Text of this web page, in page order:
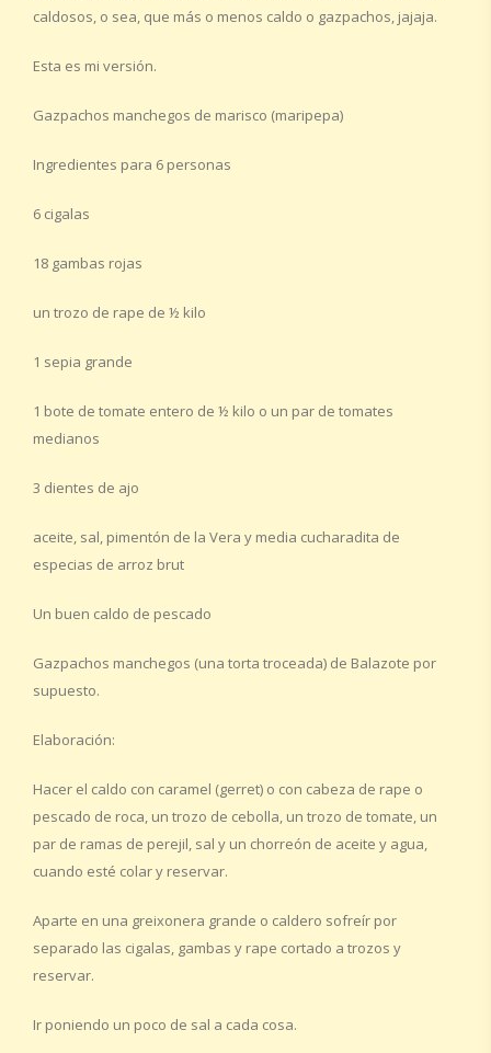
caldosos, o sea, que más o menos caldo o gazpachos, jajaja.
Esta es mi versión.
Gazpachos manchegos de marisco (maripepa)
Ingredientes para 6 personas
6 cigalas
18 gambas rojas
un trozo de rape de ½ kilo
1 sepia grande
1 bote de tomate entero de ½ kilo o un par de tomates
medianos
3 dientes de ajo
aceite, sal, pimentón de la Vera y media cucharadita de
especias de arroz brut
Un buen caldo de pescado
Gazpachos manchegos (una torta troceada) de Balazote por
supuesto.
Elaboración:
Hacer el caldo con caramel (gerret) o con cabeza de rape o
pescado de roca, un trozo de cebolla, un trozo de tomate, un
par de ramas de perejil, sal y un chorreón de aceite y agua,
cuando esté colar y reservar.
Aparte en una greixonera grande o caldero sofreír por
separado las cigalas, gambas y rape cortado a trozos y
reservar.
Ir poniendo un poco de sal a cada cosa.